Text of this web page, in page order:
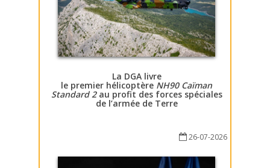
La DGA livre
le premier hélicoptère NH90 Caïman
Standard 2au profit des forces spéciales
de l’armée de Terre
26-07-2026